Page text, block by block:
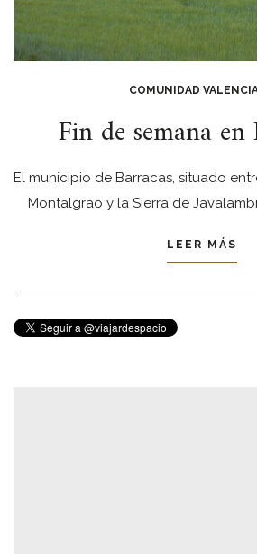
COMUNIDAD
Fin de semana en
El municipio de Barracas, situado
Montalgrao y la Sierra de
LEER MÁS